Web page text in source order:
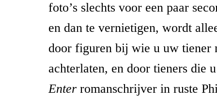
foto’s slechts voor een paar
en dan te vernietigen, wordt
door figuren bij wie u uw tiener
achterlaten, en door tieners die
Enter romanschrijver in ruste